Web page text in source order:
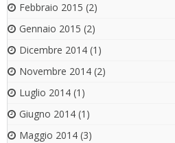
Febbraio 2015 (2)
Gennaio 2015 (2)
Dicembre 2014 (1)
Novembre 2014 (2)
Luglio 2014 (1)
Giugno 2014 (1)
Maggio 2014 (3)